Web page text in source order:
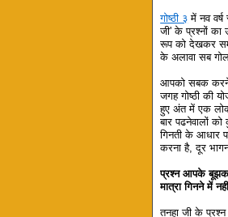
गोष्ठी ३ में नव
जी' के प्रश्नों
रूप को देखकर
के अलावा सब
आपको सबक करने
जगह गोष्ठी की
हुए अंत में एक
बार पढनेवालों
गिनती के आधार
करना है, दूर
प्रश्न आपके
मात्रा गिनने में
तनहा जी के प्रश्न